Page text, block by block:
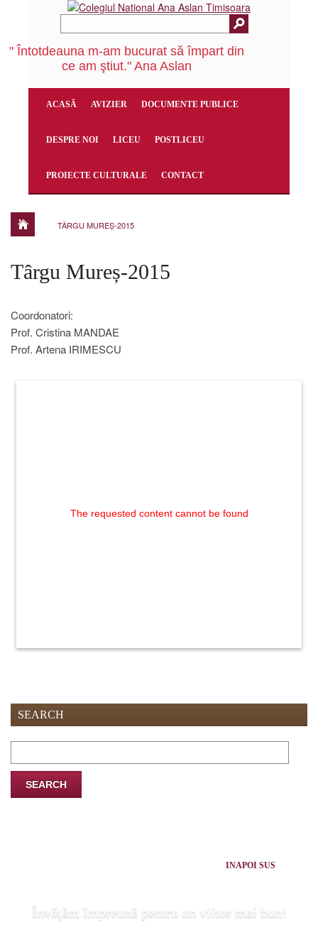
" Întotdeauna m-am bucurat să împart din
ce am ştiut." Ana Aslan
ACASĂ AVIZIER DOCUMENTE PUBLICE
DESPRE NOI LICEU POSTLICEU
PROIECTE CULTURALE CONTACT
TÂRGU MUREȘ-2015
Târgu Mureș-2015
Coordonatori:
Prof. Cristina MANDAE
Prof. Artena IRIMESCU
The requested content cannot be found
SEARCH
for:
INAPOI SUS
Învăţăm împreună pentru un viitor mai bun!